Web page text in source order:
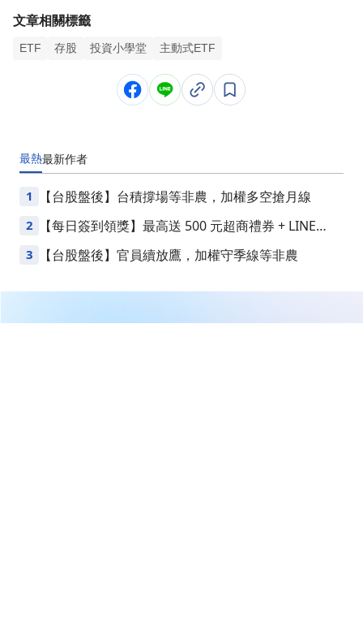
文章相關標籤
ETF 存股 投資小學堂 主動式ETF
最熱最新作者
1 【台股盤後】台積撐場等非農，加權多空搶月線
2
【每日簽到領獎】最高送 500 元超商禮券 + LINE
Points
3 【台股盤後】官員續放鷹，加權守季線等非農